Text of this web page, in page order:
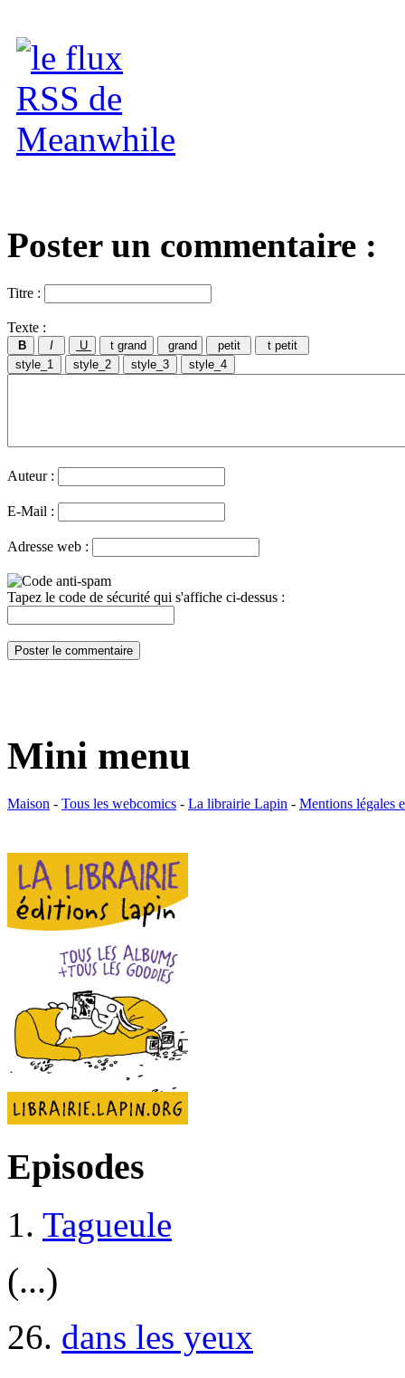
Poster un commentaire :
Titre :
Texte :
Auteur :
E-Mail :
Adresse web :
Tapez le code de sécurité qui s'affiche ci-dessus :
Mini menu
Maison - Tous les webcomics - La librairie Lapin - Mentions légales
Episodes
1. Tagueule
(...)
26. dans les yeux